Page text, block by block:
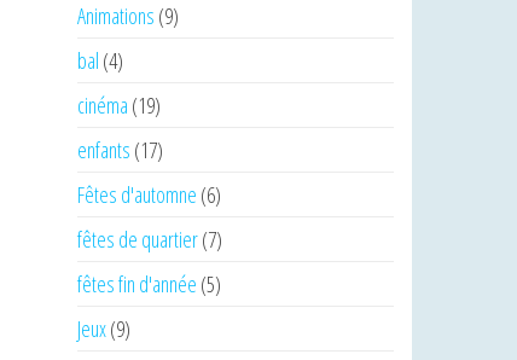
Animations (9)
bal (4)
cinéma (19)
enfants (17)
Fêtes d'automne (6)
fêtes de quartier(7)
fêtes fin d'année (5)
Jeux(9)